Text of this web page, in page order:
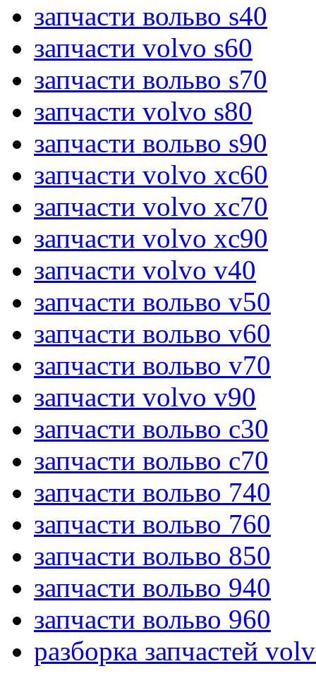
запчасти вольво s40
запчасти volvo s60
запчасти вольво s70
запчасти volvo s80
запчасти вольво s90
запчасти volvo xc60
запчасти volvo xc70
запчасти volvo xc90
запчасти volvo v40
запчасти вольво v50
запчасти вольво v60
запчасти вольво v70
запчасти volvo v90
запчасти вольво c30
запчасти вольво c70
запчасти вольво 740
запчасти вольво 760
запчасти вольво 850
запчасти вольво 940
запчасти вольво 960
разборка запчастей